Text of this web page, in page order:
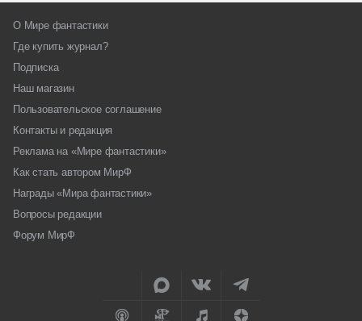
О Мире фантастики
Где купить журнал?
Подписка
Наш магазин
Пользовательское соглашение
Контакты и редакция
Реклама на «Мире фантастики»
Как стать автором МирФ
Награды «Мира фантастики»
Вопросы редакции
Форум МирФ